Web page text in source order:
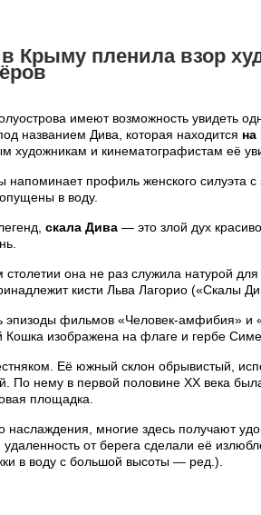
Крыму пленила взор
имеют возможность увидеть
названием Дива, которая находится
художникам и кинематографистам её
напоминает профиль женского силуэта
в воду.
скала Дива— это злой дух
она не раз служила натурой
кисти Льва Лагорио («Скалы
эпизоды фильмов «Человек-амфибия» и
Кошка изображена на флаге и гербе
Её южный склон обрывистый,
По нему в первой половине XX века
площадка.
наслаждения, многие здесь получают
удаленность от берега сделали её
в воду с большой высоты — ред.).